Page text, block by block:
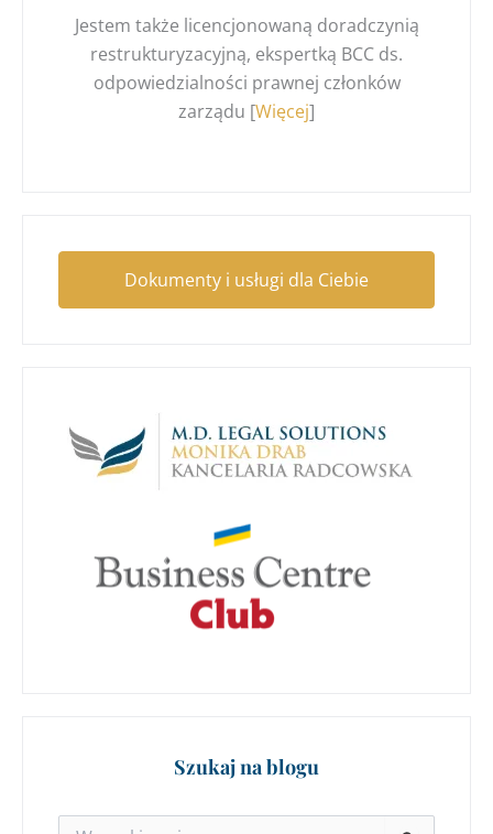
Jestem także licencjonowaną doradczynią
restrukturyzacyjną, ekspertką BCC ds.
odpowiedzialności prawnej członków
zarządu [Więcej]
Dokumenty i usługi dla Ciebie
Szukaj na blogu